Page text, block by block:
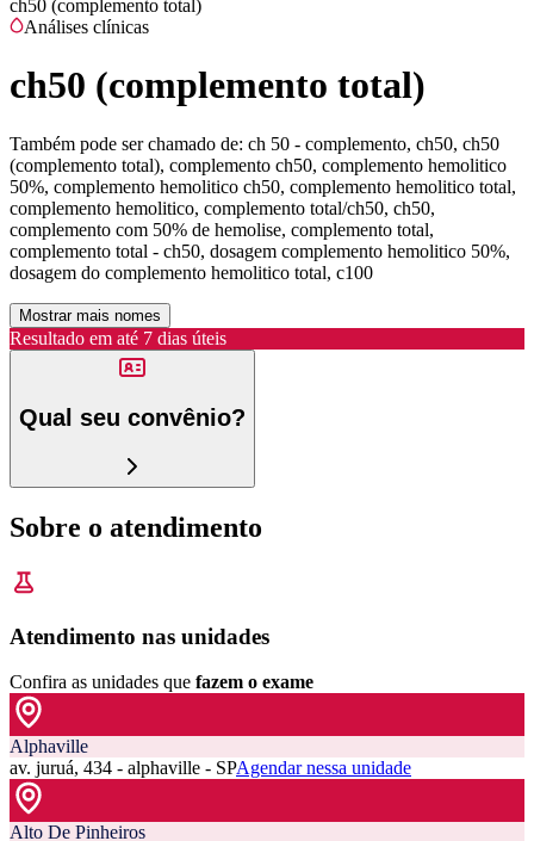
ch50 (complemento total)
Análises clínicas
ch50 (complemento total)
Também pode ser chamado de: ch 50 - complemento, ch50, ch50
(complemento total), complemento ch50, complemento hemolitico
50%, complemento hemolitico ch50, complemento hemolitico total,
complemento hemolitico, complemento total/ch50, ch50,
complemento com 50% de hemolise, complemento total,
complemento total - ch50, dosagem complemento hemolitico 50%,
dosagem do complemento hemolitico total, c100
Mostrar mais nomes
Resultado em até 7 dias úteis
Qual seu convênio?
Sobre o atendimento
Atendimento nas unidades
Confira as unidades que fazem o exame
Alphaville
av. juruá, 434 - alphaville - SPAgendar nessa unidade
Alto De Pinheiros